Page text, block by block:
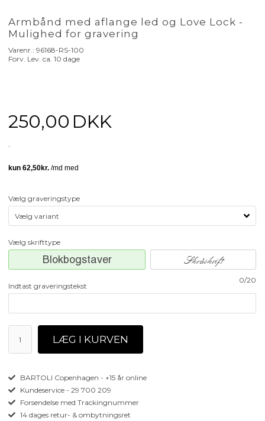
Armbånd med aflange led og Love Lock -
Mulighed for gravering
Varenr.:96168-RS-100
Forv. Lev. ca. 10 dage
250,00 DKK
Vælg graveringstype
Vælg skrifttype
Blokbogstaver Skråskrift
0/20
Indtast graveringstekst
BARTOLI Copenhagen - +15 år online
Kundeservice - 29 700 209
Forsendelse med Trackingnummer
14 dages retur- & ombytningsret